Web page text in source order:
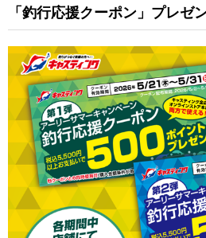
「釣行応援クーポン」プレゼ